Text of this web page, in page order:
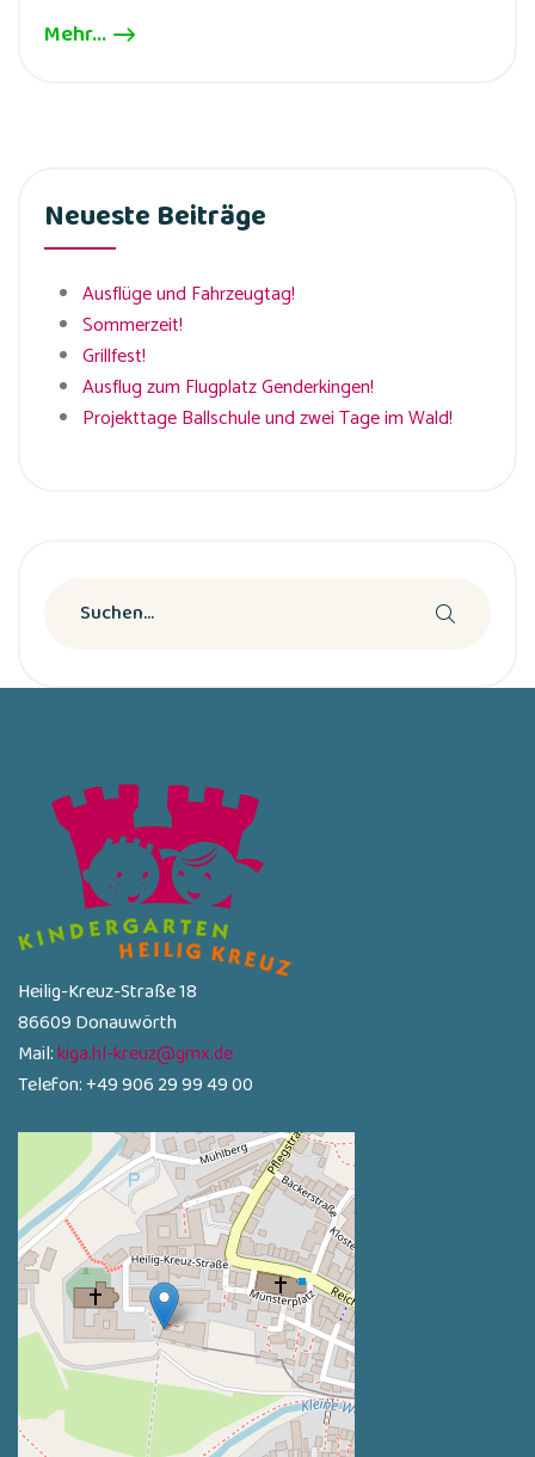
Mehr...
Neueste Beiträge
Ausflüge und Fahrzeugtag!
Sommerzeit!
Grillfest!
Ausflug zum Flugplatz Genderkingen!
Projekttage Ballschule und zwei Tage im Wald!
Heilig-Kreuz-Straße 18
86609 Donauwörth
Mail:kiga.hl-kreuz@gmx.de
Telefon: +49 906 29 99 49 00